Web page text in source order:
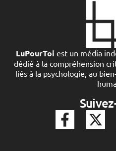
LuPourToi est un média
dédié à la compréhension
liés à la psychologie, au